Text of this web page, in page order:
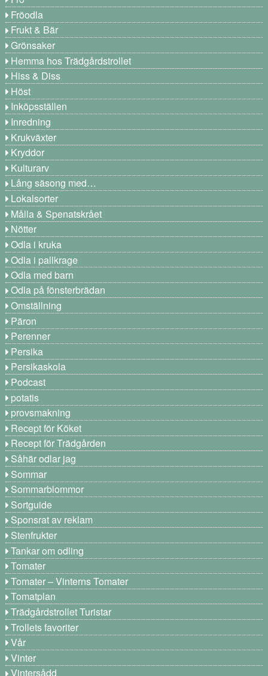
Fröodla
Frukt & Bär
Grönsaker
Hemma hos Trädgårdstrollet
Hiss & Diss
Höst
Inköpsställen
Inredning
Krukväxter
Kryddor
Kulturarv
Lång säsong med…
Lokalsorter
Målla & Spenatskrået
Nötter
Odla i kruka
Odla i pallkrage
Odla med barn
Odla på fönsterbrädan
Omställning
Päron
Perenner
Persika
Persikaskola
Podcast
potatis
provsmakning
Recept för Köket
Recept för Trädgården
Såhär odlar jag
Sommar
Sommarblommor
Sortguide
Sponsrat av reklam
Stenfrukter
Tankar om odling
Tomater
Tomater – Vinterns Tomater
Tomatplan
Trädgårdstrollet Turistar
Trollets favoriter
Vår
Vinter
Vintersådd